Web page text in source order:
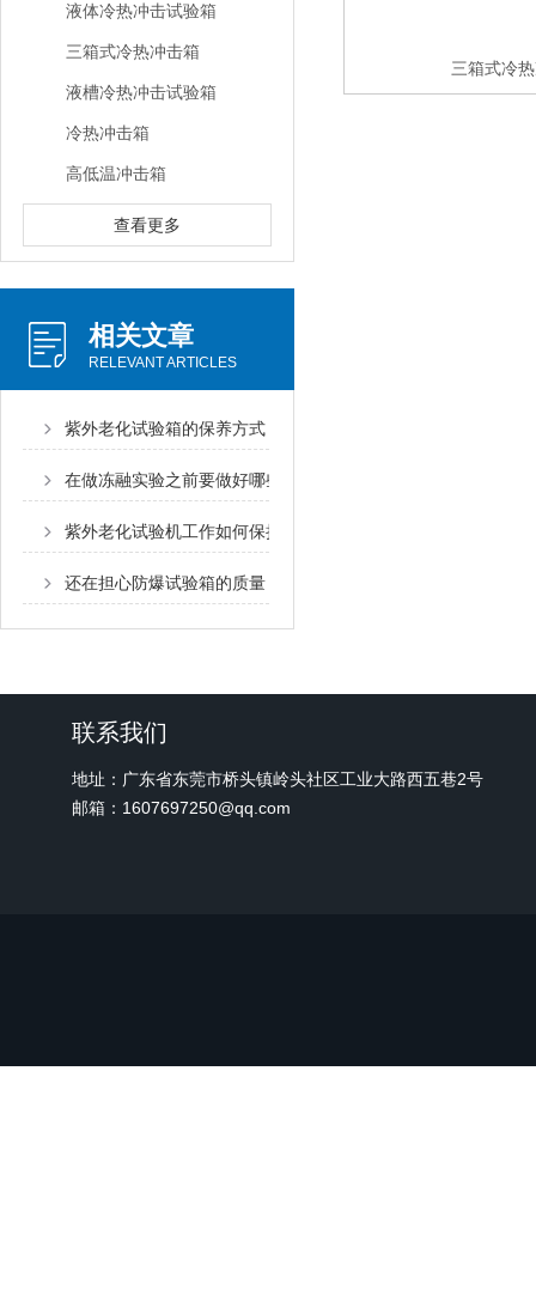
液体冷热冲击试验箱
三箱式冷热冲击箱
液槽冷热冲击试验箱
冷热冲击箱
高低温冲击箱
查看更多
相关文章
RELEVANT ARTICLES
紫外老化试验箱的保养方式
在做冻融实验之前要做好哪些准备？
紫外老化试验机工作如何保持长期“在线”状态
还在担心防爆试验箱的质量？看了下文你大可放心
三箱式冷
联系我们
地址：广东省东莞市桥头镇岭头社区工业大路西五巷2号
邮箱：1607697250@qq.com